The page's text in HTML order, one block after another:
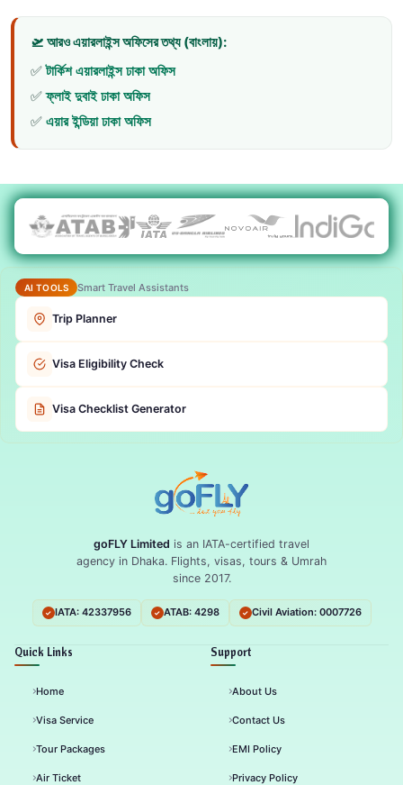
🛫 আরও এয়ারলাইন্স অফিসের তথ্য (বাংলায়):
✅টার্কিশ এয়ারলাইন্স ঢাকা অফিস
✅ফ্লাই দুবাই ঢাকা অফিস
✅ এয়ার ইন্ডিয়া ঢাকা অফিস
AI TOOLS Smart Travel Assistants
Trip Planner
Visa Eligibility Check
Visa Checklist Generator
goFLY Limited is an IATA-certified travel
agency in Dhaka. Flights, visas, tours & Umrah
since 2017.
IATA: 42337956 ATAB: 4298 Civil Aviation: 0007726
Quick Links
Home
Visa Service
Tour Packages
Air Ticket
Support
About Us
Contact Us
EMI Policy
Privacy Policy